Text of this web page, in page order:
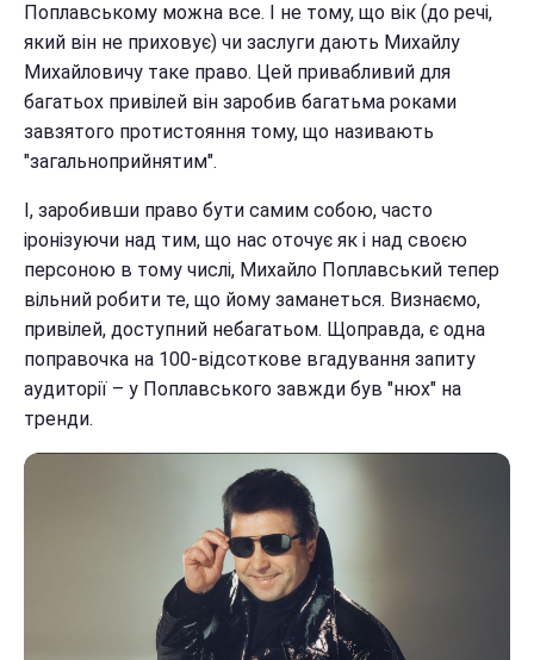
Поплавському можна все. І не тому, що вік (до речі,
який він не приховує) чи заслуги дають Михайлу
Михайловичу таке право. Цей привабливий для
багатьох привілей він заробив багатьма роками
завзятого протистояння тому, що називають
"загальноприйнятим".
І, заробивши право бути самим собою, часто
іронізуючи над тим, що нас оточує як і над своєю
персоною в тому числі, Михайло Поплавський тепер
вільний робити те, що йому заманеться. Визнаємо,
привілей, доступний небагатьом. Щоправда, є одна
поправочка на 100-відсоткове вгадування запиту
аудиторії – у Поплавського завжди був "нюх" на
тренди.